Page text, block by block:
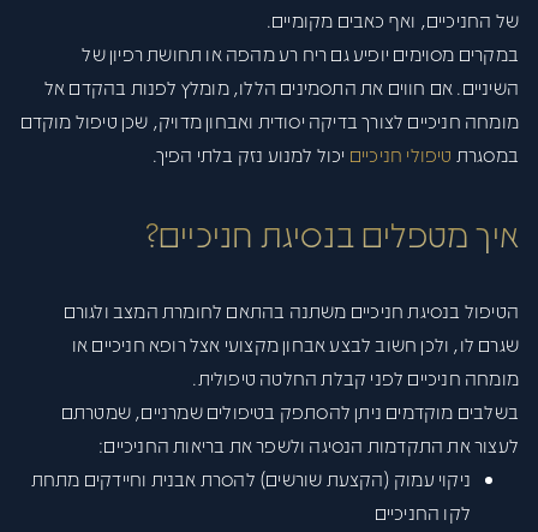
של החניכיים, ואף כאבים מקומיים.
במקרים מסוימים יופיע גם ריח רע מהפה או תחושת רפיון של
השיניים. אם חווים את התסמינים הללו, מומלץ לפנות בהקדם אל
מומחה חניכיים לצורך בדיקה יסודית ואבחון מדויק, שכן טיפול מוקדם
במסגרת טיפולי חניכיים יכול למנוע נזק בלתי הפיך.
איך מטפלים בנסיגת חניכיים?
הטיפול בנסיגת חניכיים משתנה בהתאם לחומרת המצב ולגורם
שגרם לו, ולכן חשוב לבצע אבחון מקצועי אצל רופא חניכיים או
מומחה חניכיים לפני קבלת החלטה טיפולית.
בשלבים מוקדמים ניתן להסתפק בטיפולים שמרניים, שמטרתם
לעצור את התקדמות הנסיגה ולשפר את בריאות החניכיים:
ניקוי עמוק (הקצעת שורשים) להסרת אבנית וחיידקים מתחת
לקו החניכיים